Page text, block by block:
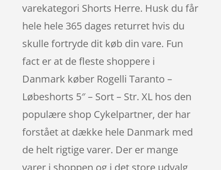
varekategori Shorts Herre. Husk du får
hele hele 365 dages returret hvis du
skulle fortryde dit køb din vare. Fun
fact er at de fleste shoppere i
Danmark køber Rogelli Taranto –
Løbeshorts 5″ – Sort – Str. XL hos den
populære shop Cykelpartner, der har
forstået at dække hele Danmark med
de helt rigtige varer. Der er mange
varer i shoppen og i det store udvalg